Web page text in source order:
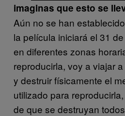
imaginas que esto se
Aún no se han
la película iniciará el 31
en diferentes zonas
reproducirla, voy a viajar
y destruir físicamente el
utilizado para
de que se destruyan